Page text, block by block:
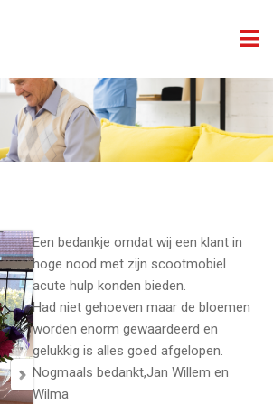
Een bedankje omdat wij een klant in
hoge nood met zijn scootmobiel
acute hulp konden bieden.
Had niet gehoeven maar de bloemen
worden enorm gewaardeerd en
gelukkig is alles goed afgelopen.
Nogmaals bedankt,Jan Willem en
Wilma